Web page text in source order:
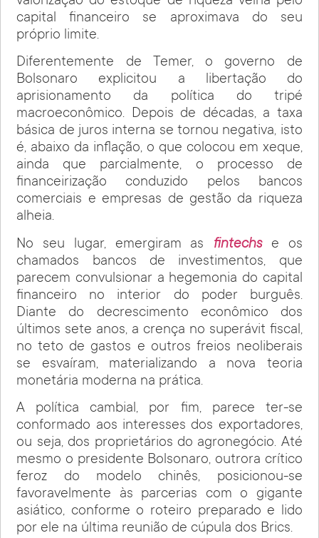
capital financeiro se aproximava do seu
próprio limite.
Diferentemente de Temer, o governo de
Bolsonaro explicitou a libertação do
aprisionamento da política do tripé
macroeconômico. Depois de décadas, a taxa
básica de juros interna se tornou negativa, isto
é, abaixo da inflação, o que colocou em xeque,
ainda que parcialmente, o processo de
financeirização conduzido pelos bancos
comerciais e empresas de gestão da riqueza
alheia.
No seu lugar, emergiram as fintechse os
chamados bancos de investimentos, que
parecem convulsionar a hegemonia do capital
financeiro no interior do poder burguês.
Diante do decrescimento econômico dos
últimos sete anos, a crença no superávit fiscal,
no teto de gastos e outros freios neoliberais
se esvaíram, materializando a nova teoria
monetária moderna na prática.
A política cambial, por fim, parece ter-se
conformado aos interesses dos exportadores,
ou seja, dos proprietários do agronegócio. Até
mesmo o presidente Bolsonaro, outrora crítico
feroz do modelo chinês, posicionou-se
favoravelmente às parcerias com o gigante
asiático, conforme o roteiro preparado e lido
por ele na última reunião de cúpula dos Brics.